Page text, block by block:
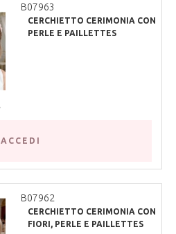
B07963
CERCHIETTO CERIMONIA CON
PERLE E PAILLETTES
ACCEDI
B07962
CERCHIETTO CERIMONIA CON
FIORI, PERLE E PAILLETTES